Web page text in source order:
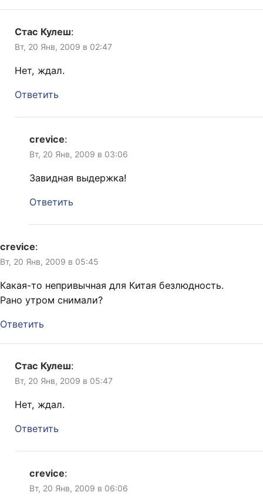
Стас Кулеш:
Вт, 20 Янв, 2009 в 02:47
Нет, ждал.
Ответить
crevice:
Вт, 20 Янв, 2009 в 03:06
Завидная выдержка!
Ответить
crevice:
Вт, 20 Янв, 2009 в 05:45
Какая-то непривычная для Китая безлюдность.
Рано утром снимали?
Ответить
Стас Кулеш:
Вт, 20 Янв, 2009 в 05:47
Нет, ждал.
Ответить
crevice:
Вт, 20 Янв, 2009 в 06:06